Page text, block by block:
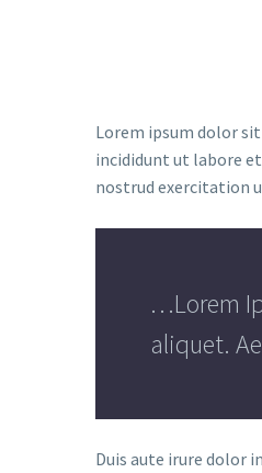
Lorem ipsum dolor
incididunt ut labore
nostrud exercitation
…Lorem
aliquet.
Duis aute irure dolor